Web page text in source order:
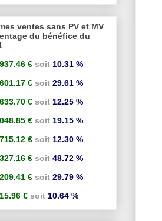
ventes sans PV et MV
du bénéfice du
€ soit 10.31 %
€ soit 29.61 %
€ soit 12.25 %
€ soit 19.15 %
€ soit 12.30 %
€ soit 48.72 %
€ soit 29.79 %
€ soit 10.64 %